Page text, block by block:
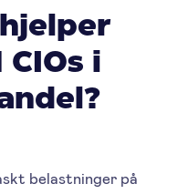
CIOs i
belastninger på